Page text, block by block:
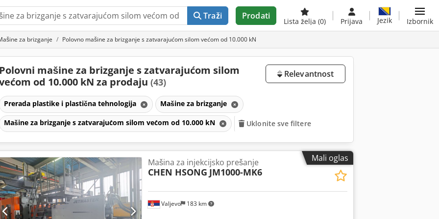
Traži Prodati
Lista želja (0) Prijava Jezik Izbornik
za brizganje Polovno mašine za brizganje s zatvarajućom silom većom od 10.000 kN
Polovni mašine za brizganje s zatvarajućom silom
od 10.000 kN za prodaju (43)
Relevantnost
Prerada plastike i plastična tehnologija Mašine za brizganje
Mašine za brizganje s zatvarajućom silom većom od 10.000 kN Uklonite sve filtere
Mali oglas
Valjevo 183 km
Mašina za injekcijsko prešanje
CHEN HSONG JM1000-MK6